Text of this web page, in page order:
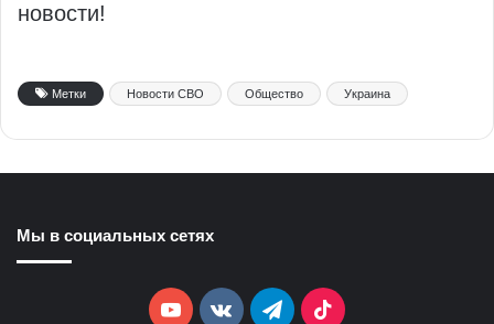
новости!
Метки Новости СВО Общество Украина
Мы в социальных сетях
YouTubevk.comTelegramTikTok